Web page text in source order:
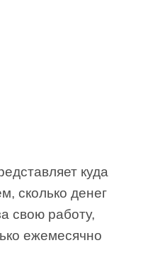
куда
сколько денег
свою работу,
ежемесячно